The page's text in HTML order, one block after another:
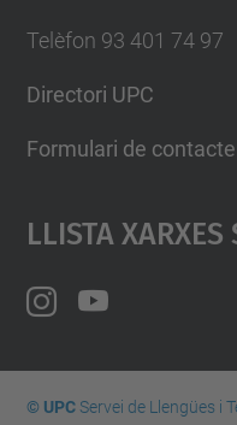
Telèfon 93 401 74 97
Directori UPC
Formulari de contacte
Llista Xarxes
© UPCServei de Llengües i